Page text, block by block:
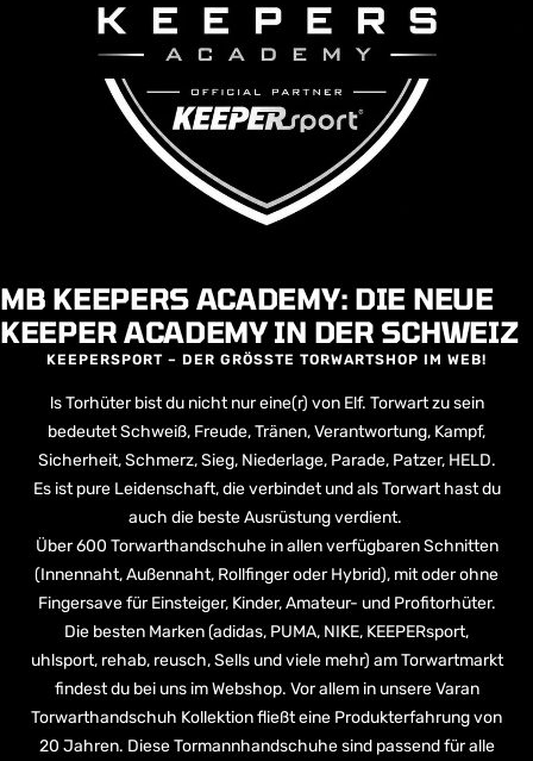
MB KEEPERS ACADEMY: DIE NEUE
KEEPER ACADEMY IN DER SCHWEIZ
KEEPERSPORT – DER GRÖSSTE TORWARTSHOP IM WEB!
ls Torhüter bist du nicht nur eine(r) von Elf. Torwart zu sein
bedeutet Schweiß, Freude, Tränen, Verantwortung, Kampf,
Sicherheit, Schmerz, Sieg, Niederlage, Parade, Patzer, HELD.
Es ist pure Leidenschaft, die verbindet und als Torwart hast du
auch die beste Ausrüstung verdient.
Über 600 Torwarthandschuhe in allen verfügbaren Schnitten
(Innennaht, Außennaht, Rollfinger oder Hybrid), mit oder ohne
Fingersave für Einsteiger, Kinder, Amateur- und Profitorhüter.
Die besten Marken (adidas, PUMA, NIKE, KEEPERsport,
uhlsport, rehab, reusch, Sells und viele mehr) am Torwartmarkt
findest du bei uns im Webshop. Vor allem in unsere Varan
Torwarthandschuh Kollektion fließt eine Produkterfahrung von
20 Jahren. Diese Tormannhandschuhe sind passend für alle